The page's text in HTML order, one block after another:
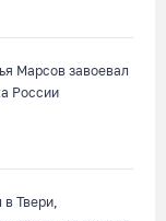
Марсов завоевал
России
Твери,